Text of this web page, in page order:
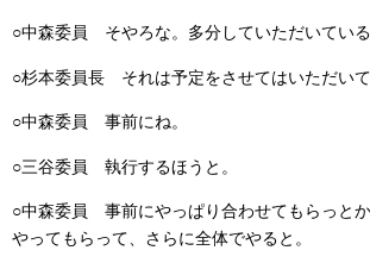
○中森委員 そやろな。多分していただいてい
○杉本委員長 それは予定をさせてはいただいて
○中森委員 事前にね。
○三谷委員 執行するほうと。
○中森委員 事前にやっぱり合わせてもらっと
やってもらって、さらに全体でやると。